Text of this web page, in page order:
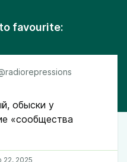
favourite:
обыски у
«сообщества